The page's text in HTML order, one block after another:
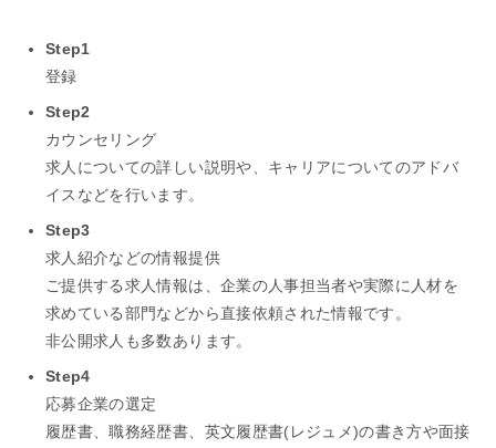
Step1
登録
Step2
カウンセリング
求人についての詳しい説明や、キャリアについてのアドバ
イスなどを行います。
Step3
求人紹介などの情報提供
ご提供する求人情報は、企業の人事担当者や実際に人材を
求めている部門などから直接依頼された情報です。
非公開求人も多数あります。
Step4
応募企業の選定
履歴書、職務経歴書、英文履歴書(レジュメ)の書き方や面接